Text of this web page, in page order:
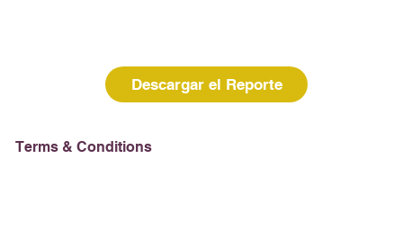
Descargar el Reporte
Terms & Conditions